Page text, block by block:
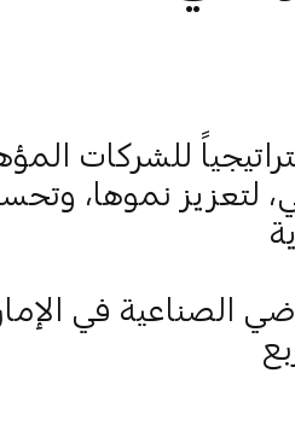
للشركات
لتعزيز نموها،
الصناعية في